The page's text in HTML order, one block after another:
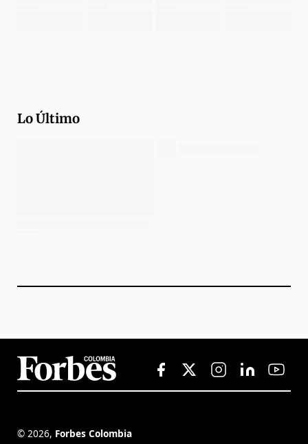
Lo Último
© 2026, Forbes Colombia